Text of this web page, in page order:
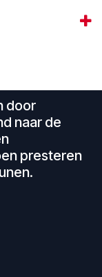
door
naar de
presteren